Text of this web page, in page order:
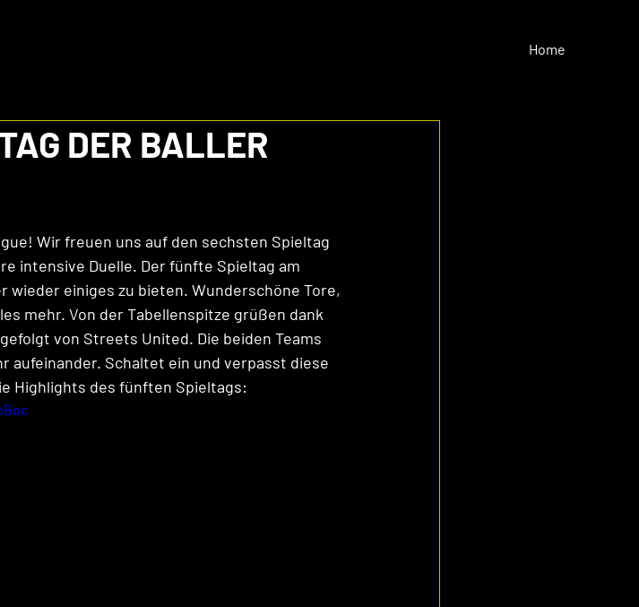
Home
DER BALLER
Wir freuen uns auf den sechsten Spieltag
intensive Duelle. Der fünfte Spieltag am
einiges zu bieten. Wunderschöne Tore,
mehr. Von der Tabellenspitze grüßen dank
von Streets United. Die beiden Teams
aufeinander. Schaltet ein und verpasst diese
Highlights des fünften Spieltags: